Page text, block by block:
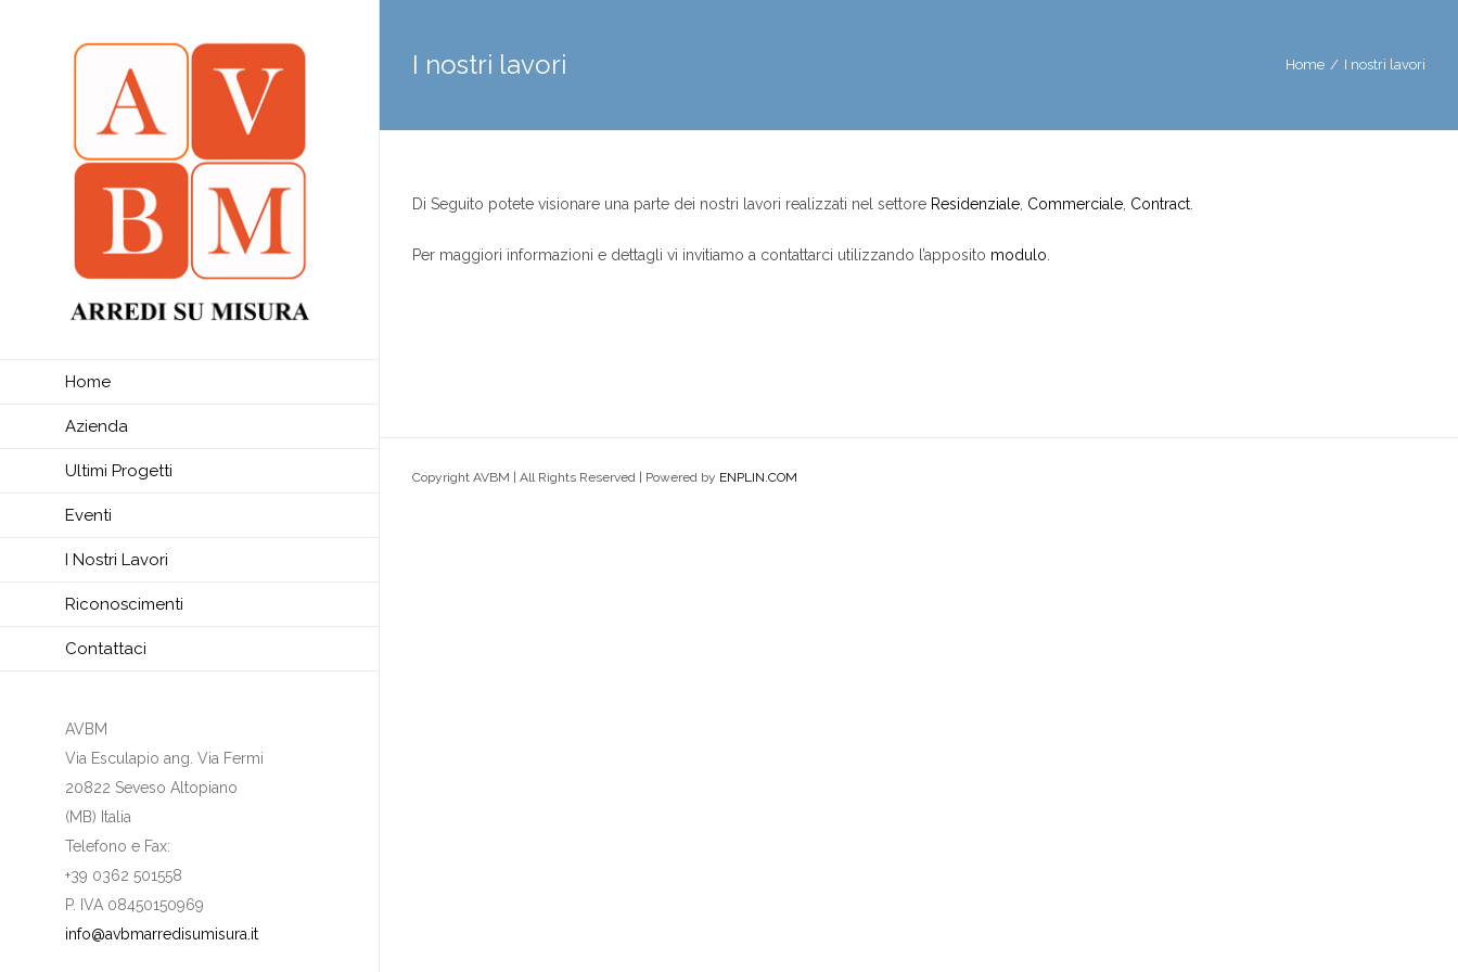
Home
Azienda
Ultimi Progetti
Eventi
I Nostri Lavori
Riconoscimenti
Contattaci
AVBM
Via Esculapio ang. Via Fermi
20822 Seveso Altopiano
(MB) Italia
Telefono e Fax:
+39 0362 501558
P. IVA 08450150969
info@avbmarredisumisura.it
I nostri lavori Home / I nostri lavori
Di Seguito potete visionare una parte dei nostri lavori realizzati nel settore Residenziale Commerciale Contract
Per maggiori informazioni e dettagli vi invitiamo a contattarci utilizzando l’apposito modulo
Copyright AVBM | All Rights Reserved | Powered by ENPLIN.COM